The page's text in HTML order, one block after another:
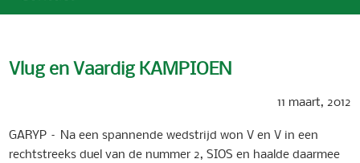
Vlug en Vaardig KAMPIOEN
11 maart, 2012
GARYP – Na een spannende wedstrijd won V en V in een
rechtstreeks duel van de nummer 2, SIOS en haalde daarmee